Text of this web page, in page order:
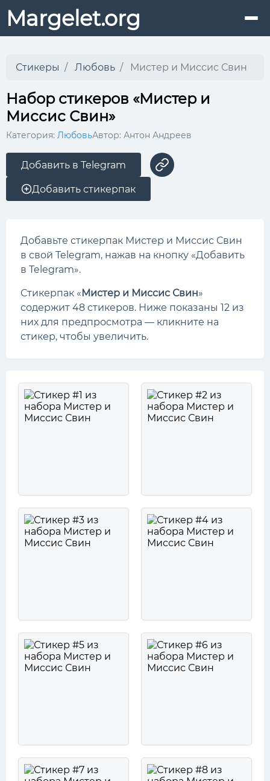
Margelet.org
Стикеры Любовь Мистер и Миссис Свин
Набор стикеров «Мистер и
Миссис Свин»
Категория: ЛюбовьАвтор: Антон Андреев
Добавить в Telegram
Добавить стикерпак
Добавьте стикерпак Мистер и Миссис Свин
в свой Telegram, нажав на кнопку «Добавить
в Telegram».
Стикерпак «Мистер и Миссис Свин»
содержит 48 стикеров. Ниже показаны 12 из
них для предпросмотра — кликните на
стикер, чтобы увеличить.